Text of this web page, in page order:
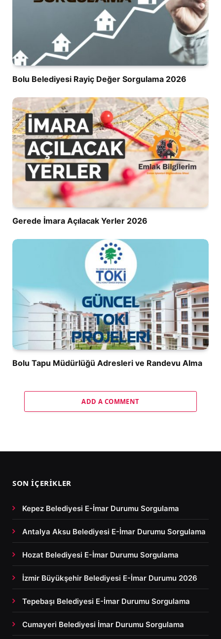
Bolu Belediyesi Rayiç Değer Sorgulama 2026
Gerede İmara Açılacak Yerler 2026
Bolu Tapu Müdürlüğü Adresleri ve Randevu Alma
ADD A COMMENT
SON İÇERIKLER
Kepez Belediyesi E-İmar Durumu Sorgulama
Antalya Aksu Belediyesi E-İmar Durumu Sorgulama
Hozat Belediyesi E-İmar Durumu Sorgulama
İzmir Büyükşehir Belediyesi E-İmar Durumu 2026
Tepebaşı Belediyesi E-İmar Durumu Sorgulama
Cumayeri Belediyesi İmar Durumu Sorgulama